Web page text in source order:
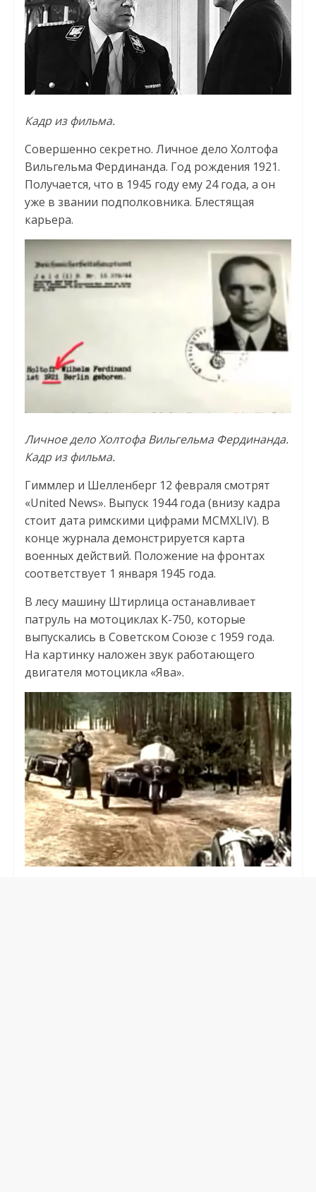
Кадр из фильма.
Совершенно секретно. Личное дело Холтофа
Вильгельма Фердинанда. Год рождения 1921.
Получается, что в 1945 году ему 24 года, а он
уже в звании подполковника. Блестящая
карьера.
Личное дело Холтофа Вильгельма Фердинанда.
Кадр из фильма.
Гиммлер и Шелленберг 12 февраля смотрят
«United News». Выпуск 1944 года (внизу кадра
стоит дата римскими цифрами MCMXLIV). В
конце журнала демонстрируется карта
военных действий. Положение на фронтах
соответствует 1 января 1945 года.
В лесу машину Штирлица останавливает
патруль на мотоциклах К-750, которые
выпускались в Советском Союзе с 1959 года.
На картинку наложен звук работающего
двигателя мотоцикла «Ява».